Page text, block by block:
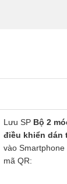
Lưu SP Bộ 2
điều khiển dán
vào
mã QR: